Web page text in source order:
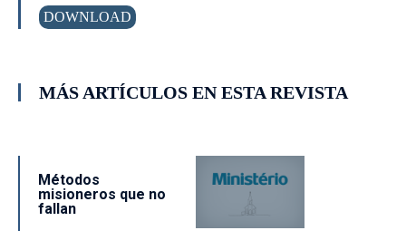
DOWNLOAD
MÁS ARTÍCULOS EN ESTA REVISTA
Métodos
misioneros que no
fallan